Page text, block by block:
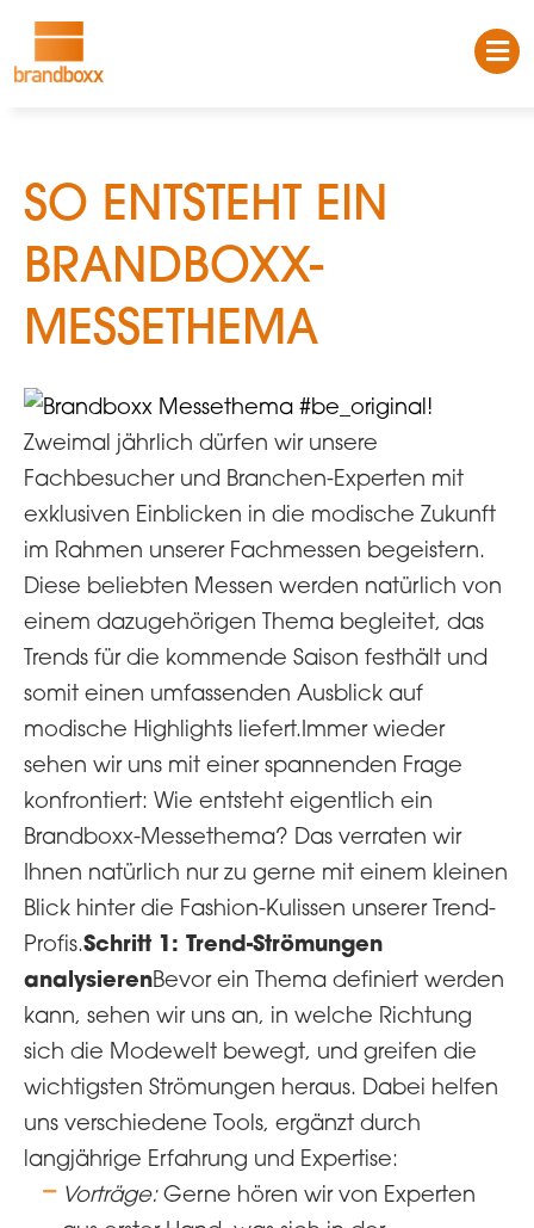
SO ENTSTEHT EIN
BRANDBOXX-
MESSETHEMA
Zweimal jährlich dürfen wir unsere
Fachbesucher und Branchen-Experten mit
exklusiven Einblicken in die modische Zukunft
im Rahmen unserer Fachmessen begeistern.
Diese beliebten Messen werden natürlich von
einem dazugehörigen Thema begleitet, das
Trends für die kommende Saison festhält und
somit einen umfassenden Ausblick auf
modische Highlights liefert.Immer wieder
sehen wir uns mit einer spannenden Frage
konfrontiert: Wie entsteht eigentlich ein
Brandboxx-Messethema? Das verraten wir
Ihnen natürlich nur zu gerne mit einem kleinen
Blick hinter die Fashion-Kulissen unserer Trend-
Profis.Schritt 1: Trend-Strömungen
analysierenBevor ein Thema definiert werden
kann, sehen wir uns an, in welche Richtung
sich die Modewelt bewegt, und greifen die
wichtigsten Strömungen heraus. Dabei helfen
uns verschiedene Tools, ergänzt durch
langjährige Erfahrung und Expertise:
Vorträge:Gerne hören wir von Experten